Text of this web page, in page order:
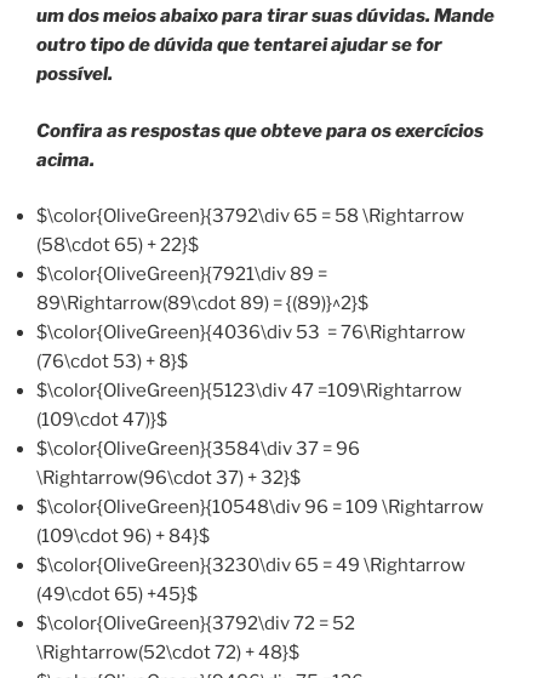
um dos meios abaixo para tirar suas dúvidas. Mande
outro tipo de dúvida que tentarei ajudar se for
possível.
Confira as respostas que obteve para os exercícios
acima.
$\color{OliveGreen}{3792\div 65 = 58 \Rightarrow
(58\cdot 65) + 22}$
$\color{OliveGreen}{7921\div 89 =
89\Rightarrow(89\cdot 89) = {(89)}^2}$
$\color{OliveGreen}{4036\div 53 = 76\Rightarrow
(76\cdot 53) + 8}$
$\color{OliveGreen}{5123\div 47 =109\Rightarrow
(109\cdot 47)}$
$\color{OliveGreen}{3584\div 37 = 96
\Rightarrow(96\cdot 37) + 32}$
$\color{OliveGreen}{10548\div 96 = 109 \Rightarrow
(109\cdot 96) + 84}$
$\color{OliveGreen}{3230\div 65 = 49 \Rightarrow
(49\cdot 65) +45}$
$\color{OliveGreen}{3792\div 72 = 52
\Rightarrow(52\cdot 72) + 48}$